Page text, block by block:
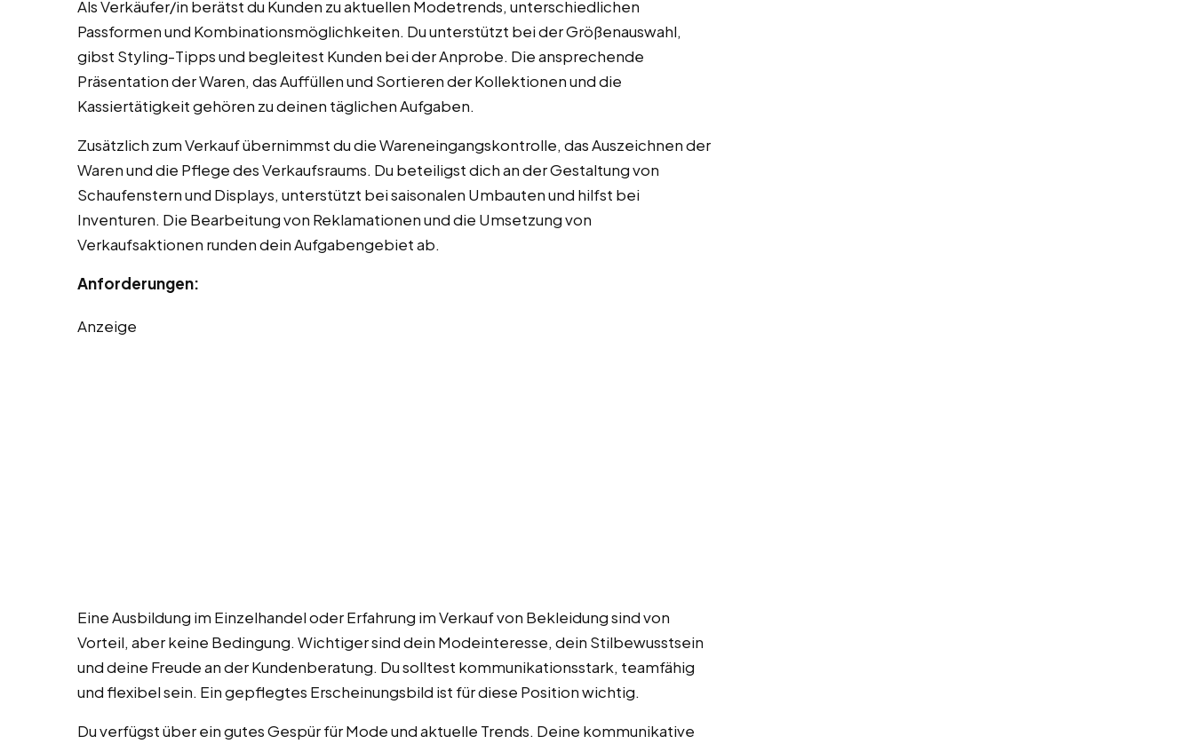
Als Verkäufer/in berätst du Kunden zu aktuellen Modetrends, unterschiedlichen
Passformen und Kombinationsmöglichkeiten. Du unterstützt bei der Größenauswahl,
gibst Styling-Tipps und begleitest Kunden bei der Anprobe. Die ansprechende
Präsentation der Waren, das Auffüllen und Sortieren der Kollektionen und die
Kassiertätigkeit gehören zu deinen täglichen Aufgaben.
Zusätzlich zum Verkauf übernimmst du die Wareneingangskontrolle, das Auszeichnen der
Waren und die Pflege des Verkaufsraums. Du beteiligst dich an der Gestaltung von
Schaufenstern und Displays, unterstützt bei saisonalen Umbauten und hilfst bei
Inventuren. Die Bearbeitung von Reklamationen und die Umsetzung von
Verkaufsaktionen runden dein Aufgabengebiet ab.
Anforderungen:
Anzeige
Eine Ausbildung im Einzelhandel oder Erfahrung im Verkauf von Bekleidung sind von
Vorteil, aber keine Bedingung. Wichtiger sind dein Modeinteresse, dein Stilbewusstsein
und deine Freude an der Kundenberatung. Du solltest kommunikationsstark, teamfähig
und flexibel sein. Ein gepflegtes Erscheinungsbild ist für diese Position wichtig.
Du verfügst über ein gutes Gespür für Mode und aktuelle Trends. Deine kommunikative